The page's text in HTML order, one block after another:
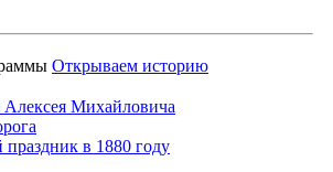
Открываем историю
Алексея Михайловича
в 1880 году